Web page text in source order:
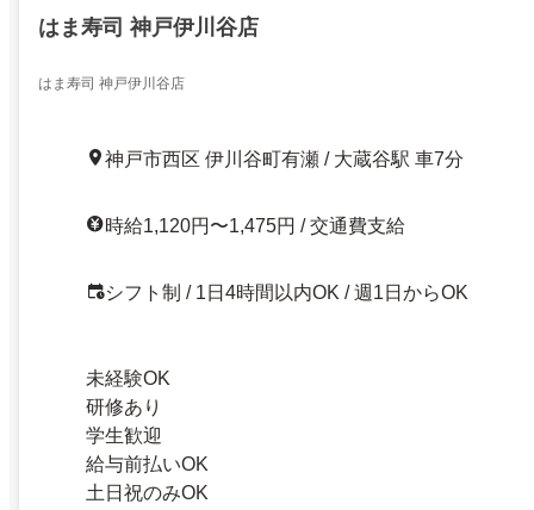
はま寿司 神戸伊川谷店
はま寿司 神戸伊川谷店
神戸市西区 伊川谷町有瀬 / 大蔵谷駅 車7分
時給1,120円〜1,475円 / 交通費支給
シフト制 / 1日4時間以内OK / 週1日からOK
未経験OK
研修あり
学生歓迎
給与前払いOK
土日祝のみOK